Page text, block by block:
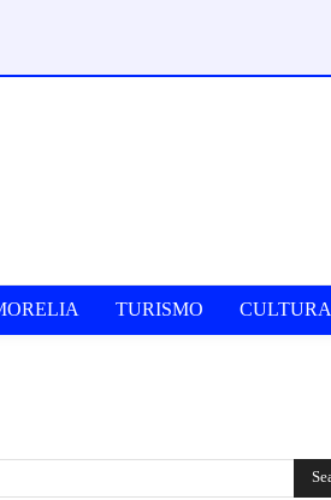
TURISMO CULTURA